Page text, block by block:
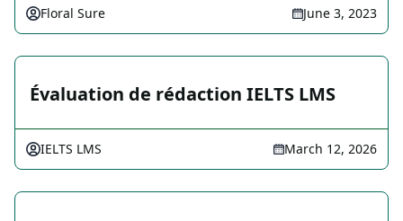
Floral Sure June 3, 2023
Évaluation de rédaction IELTS LMS
IELTS LMS March 12, 2026